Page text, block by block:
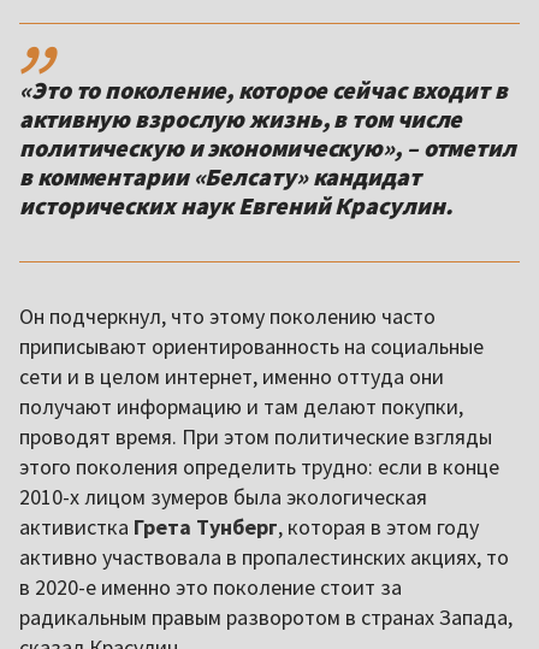
«Это то поколение, которое сейчас входит в
активную взрослую жизнь, в том числе
политическую и экономическую», – отметил
в комментарии «Белсату» кандидат
исторических наук Евгений Красулин.
Он подчеркнул, что этому поколению часто
приписывают ориентированность на социальные
сети и в целом интернет, именно оттуда они
получают информацию и там делают покупки,
проводят время. При этом политические взгляды
этого поколения определить трудно: если в конце
2010-х лицом зумеров была экологическая
активистка Грета Тунберг, которая в этом году
активно участвовала в пропалестинских акциях, то
в 2020-е именно это поколение стоит за
радикальным правым разворотом в странах Запада,